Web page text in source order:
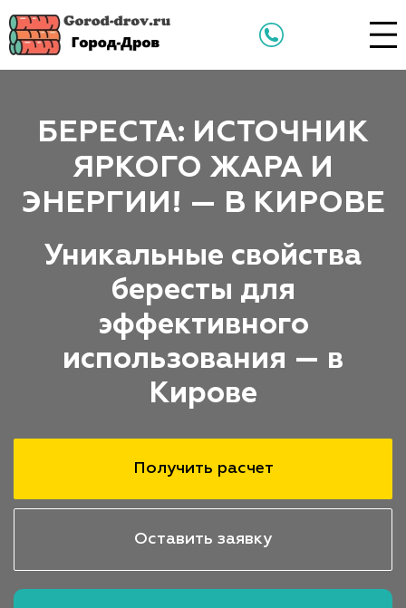
БЕРЕСТА: ИСТОЧНИК
ЯРКОГО ЖАРА И
ЭНЕРГИИ! — В КИРОВЕ
Уникальные свойства
бересты для
эффективного
использования — в
Кирове
Получить расчет
Оставить заявку